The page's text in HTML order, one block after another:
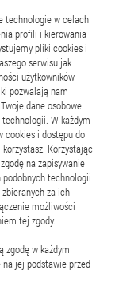
technologie w celach
profili i kierowania
pliki cookies i
serwisu jak
użytkowników
pozwalają nam
dane osobowe
W każdym
cookies i dostępu do
Korzystając
na zapisywanie
technologii
za ich
możliwości
tej zgody.
zgodę w każdym
jej podstawie przed
własnych
5 .. 144